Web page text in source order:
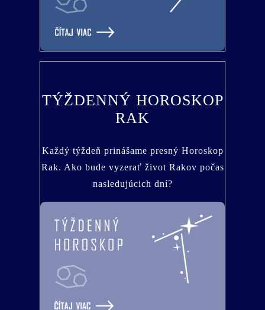
TÝŽDENNÝ HOROSKOP
RAK
Každý týždeň prinášame presný Horoskop
Rak. Ako bude vyzerať život Rakov počas
nasledujúcich dní?